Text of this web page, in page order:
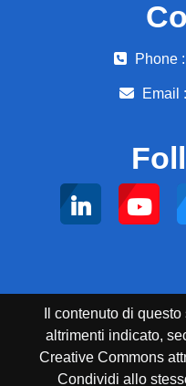
Phone
Email :
Il contenuto di
altrimenti indicato,
Creative Commons
Condividi allo